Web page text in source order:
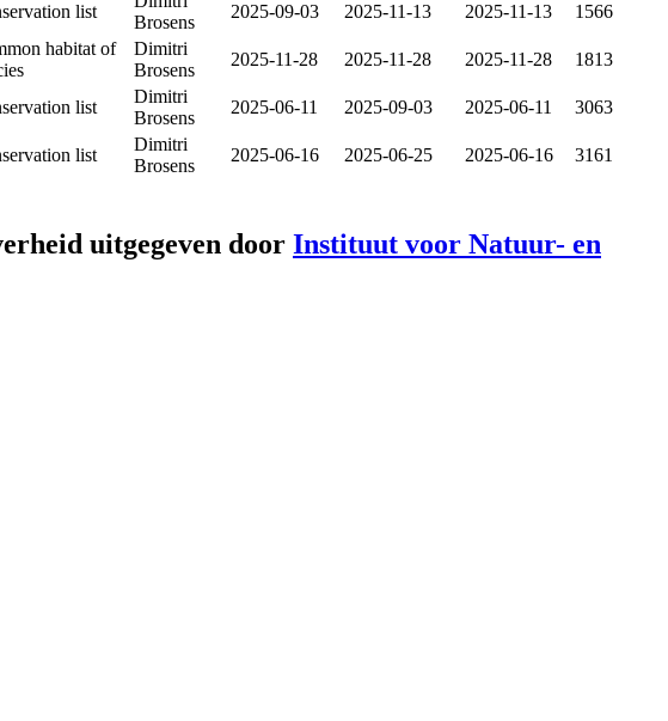
list
Brosens
2025-09-03 2025-11-13 2025-11-13 1566
habitat of
Dimitri
Brosens
2025-11-28 2025-11-28 2025-11-28 1813
list
Dimitri
Brosens
2025-06-11 2025-09-03 2025-06-11 3063
list
Dimitri
Brosens
2025-06-16 2025-06-25 2025-06-16 3161
uitgegeven door Instituut voor Natuur- en